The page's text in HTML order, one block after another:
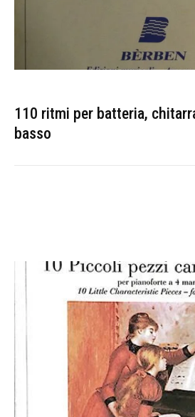
110 ritmi per batteria,
basso